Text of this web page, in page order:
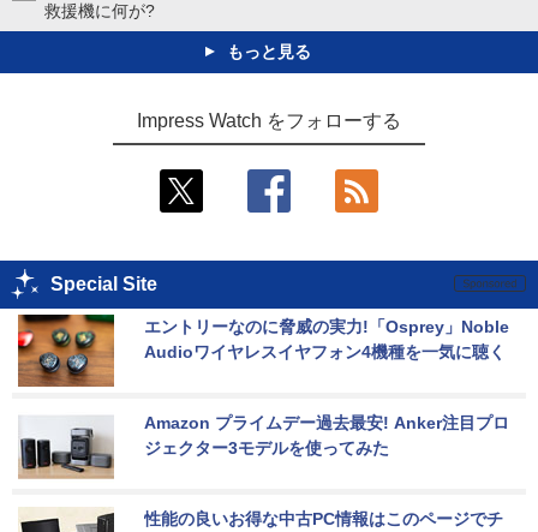
救援機に何が?
もっと見る
Impress Watch をフォローする
Special Site
エントリーなのに脅威の実力!「Osprey」Noble
Audioワイヤレスイヤフォン4機種を一気に聴く
Amazon プライムデー過去最安! Anker注目プロ
ジェクター3モデルを使ってみた
性能の良いお得な中古PC情報はこのページでチ